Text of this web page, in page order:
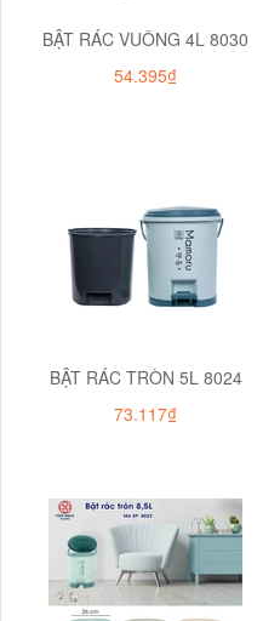
BẬT RÁC VUÔNG 4L 8030
54.395₫
BẬT RÁC TRÒN 5L 8024
73.117₫